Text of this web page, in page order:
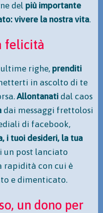
del più importante
vivere la nostra vita.
felicità
righe, prenditi
in ascolto di te
Allontanati dal caos
dai messaggi frettolosi
di facebook,
i tuoi desideri, la tua
un post lanciato
rapidità con cui è
e dimenticato.
un dono per